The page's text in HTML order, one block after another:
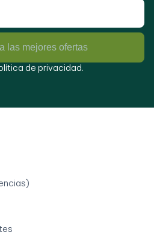
las mejores ofertas
de privacidad.